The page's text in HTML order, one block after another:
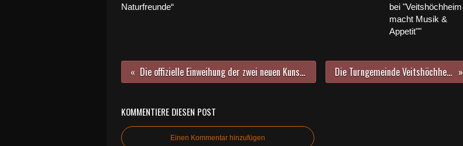
Naturfreunde“
bei "Veitshöchheim
macht Musik &
Appetit""
Die offizielle Einweihung der zwei neuen Kunstrasenplätze am Sonntagmorgen bildete den Höhepunkt des viertägigen Jubiläumsfestes "95 Jahre Sportverein Veitshöchheim." Die Turngemeinde Veitshöchheim bald führungslos? Einer der größten Vereine im Landkreis blickt in eine ungewisse Zukunft
KOMMENTIERE DIESEN POST
Einen Kommentar hinzufügen